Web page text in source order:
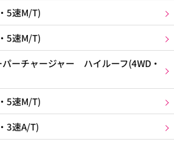
5速M/T)
5速M/T)
ーチャージャー ハイルーフ(4WD・
5速M/T)
3速A/T)